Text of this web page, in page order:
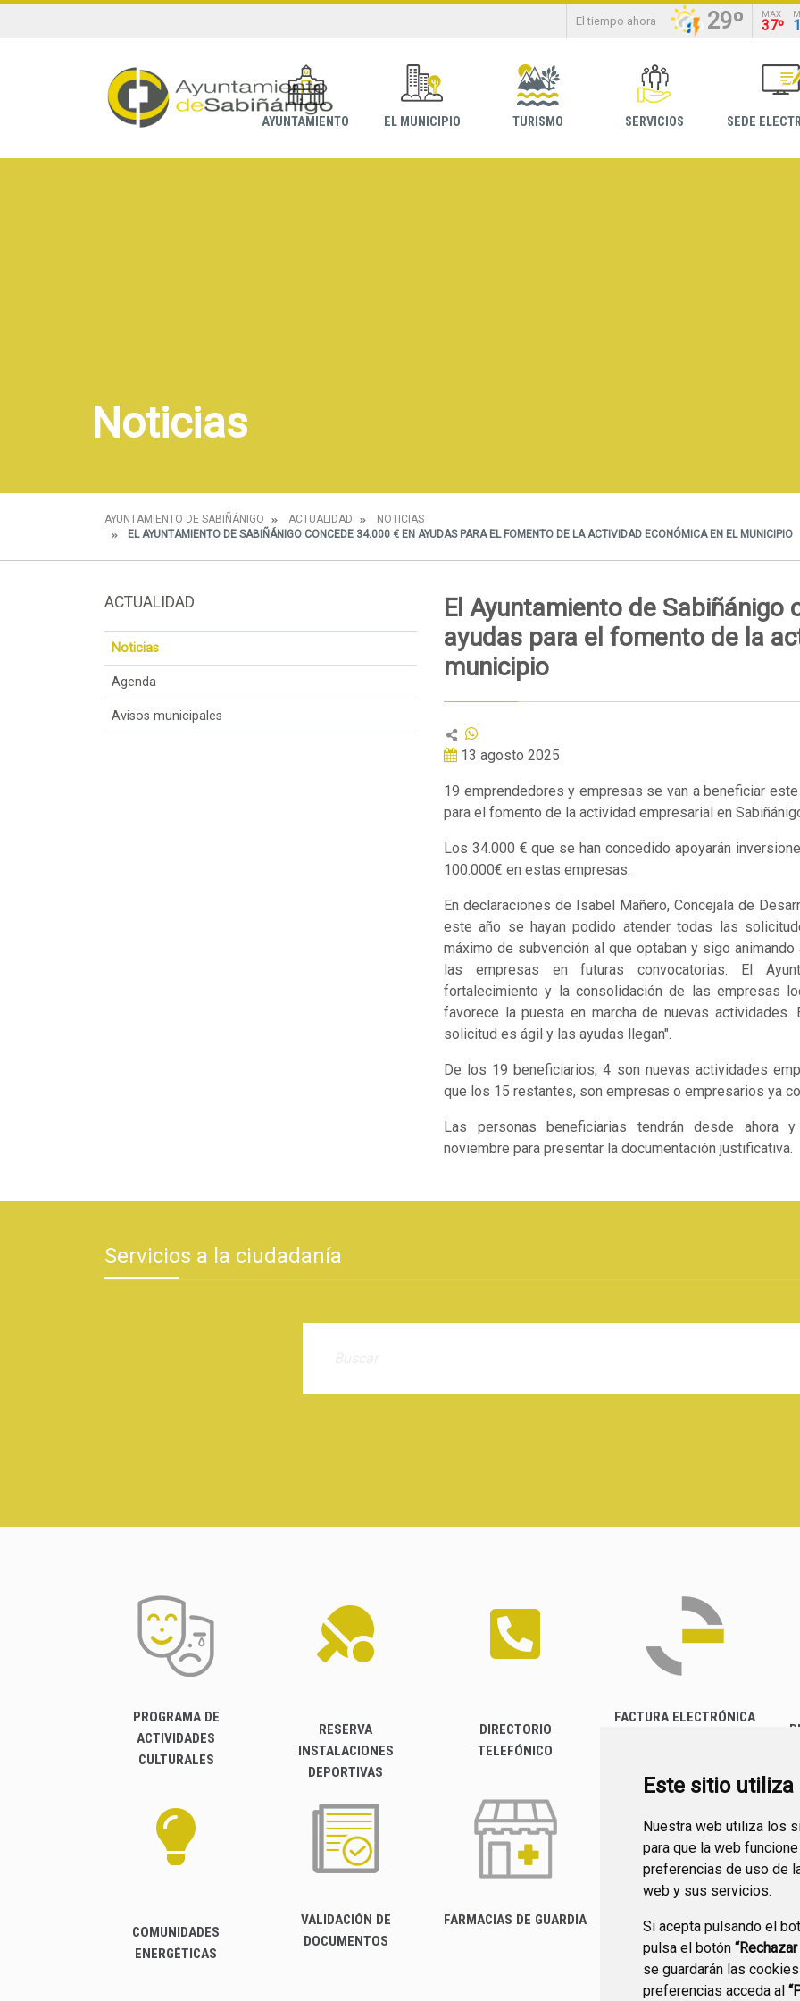
Este sitio
Nuestra web utiliza los
para que la web
preferencias de uso de
web y sus servicios.
Si acepta pulsando el
pulsa el botón
se guardarán las
preferencias acceda al
El tiempo ahora 29º MAX
37º
AYUNTAMIENTO EL MUNICIPIO TURISMO SERVICIOS SEDE
Noticias
AYUNTAMIENTO DE SABIÑÁNIGO ACTUALIDAD
NOTICIAS
EL AYUNTAMIENTO DE SABIÑÁNIGO CONCEDE 34.000 € EN AYUDAS PARA EL FOMENTO DE LA ACTIVIDAD ECONÓMICA EN EL MUNICIPIO
ACTUALIDAD
Noticias
Agenda
Avisos municipales
El Ayuntamiento de Sabiñánigo
ayudas para el fomento de la
municipio
13 agosto 2025
19 emprendedores y empresas se van a beneficiar
para el fomento de la actividad empresarial en
Los 34.000 € que se han concedido apoyarán
100.000€ en estas empresas.
En declaraciones de Isabel Mañero, Concejala de
este año se hayan podido atender todas las
máximo de subvención al que optaban y sigo
las empresas en futuras convocatorias. El
fortalecimiento y la consolidación de las empresas
favorece la puesta en marcha de nuevas actividades.
solicitud es ágil y las ayudas llegan".
De los 19 beneficiarios, 4 son nuevas actividades
que los 15 restantes, son empresas o empresarios ya
Las personas beneficiarias tendrán desde ahora
noviembre para presentar la documentación justificativa.
Servicios a la ciudadanía
PROGRAMA DE
ACTIVIDADES
CULTURALES
RESERVA
INSTALACIONES
DEPORTIVAS
DIRECTORIO
TELEFÓNICO
FACTURA ELECTRÓNICA
COMUNIDADES
ENERGÉTICAS
VALIDACIÓN DE
DOCUMENTOS
FARMACIAS DE GUARDIA
CANAL YOUTUBE